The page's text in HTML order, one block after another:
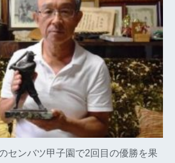
センバツ甲子園で2回目の優勝を果